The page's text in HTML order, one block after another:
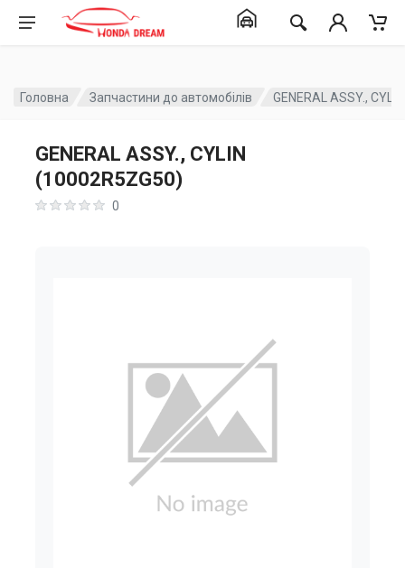
Головна Запчастини до автомобілів GENERAL ASSY.,
GENERAL ASSY., CYLIN
(10002R5ZG50)
0